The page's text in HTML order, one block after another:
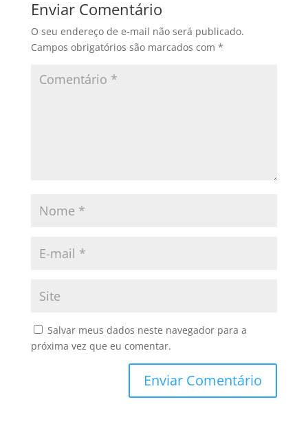
Enviar Comentário
O seu endereço de e-mail não será publicado.
Campos obrigatórios são marcados com *
Salvar meus dados neste navegador para a
próxima vez que eu comentar.